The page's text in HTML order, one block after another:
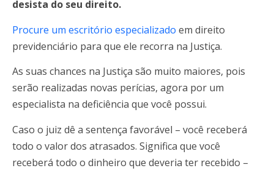
desista do seu direito.
Procure um escritório especializado em direito
previdenciário para que ele recorra na Justiça.
As suas chances na Justiça são muito maiores, pois
serão realizadas novas perícias, agora por um
especialista na deficiência que você possui.
Caso o juiz dê a sentença favorável – você receberá
todo o valor dos atrasados. Significa que você
receberá todo o dinheiro que deveria ter recebido –